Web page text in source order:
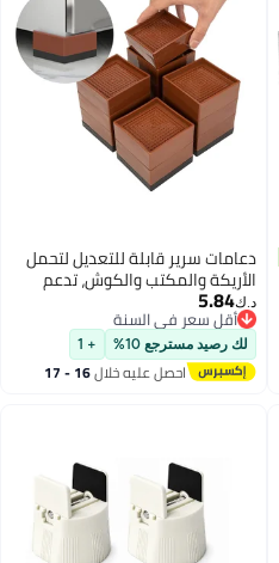
دعامات سرير قابلة للتعديل لتحمل
الأريكة والمكتب والكوش، تدعم
حتى 10000 رطل
د.ك‏5.84
أقل سعر في السنة
أقل سعر في السنة
لك رصيد مسترجع 10% + 1
احصل عليه خلال 16 - 17